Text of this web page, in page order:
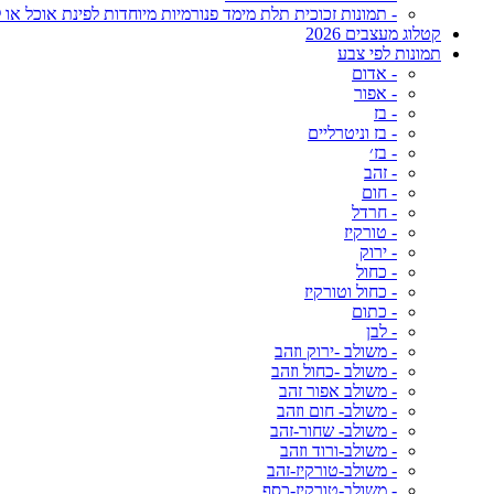
- תמונות זכוכית תלת מימד פנורמיות מיוחדות לפינת אוכל או
קטלוג מעצבים 2026
תמונות לפי צבע
- אדום
- אפור
- בז
- בז וניטרליים
- בז׳
- זהב
- חום
- חרדל
- טורקיז
- ירוק
- כחול
- כחול וטורקיז
- כתום
- לבן
- משולב -ירוק וזהב
- משולב -כחול וזהב
- משולב אפור זהב
- משולב- חום וזהב
- משולב- שחור-זהב
- משולב-ורוד וזהב
- משולב-טורקיז-זהב
- משולב-טורקיז-כסף